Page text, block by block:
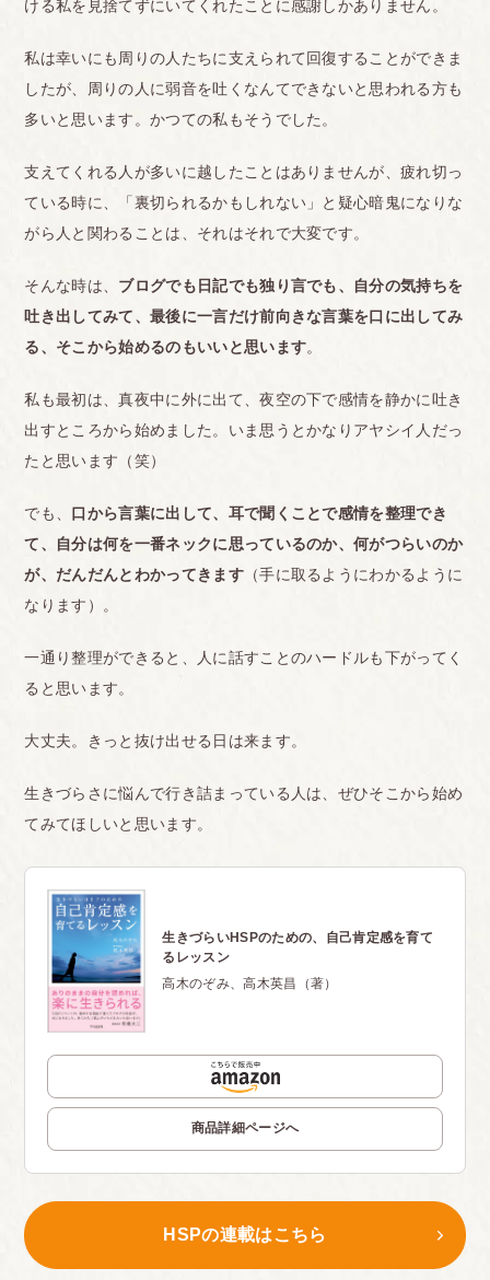
ける私を見捨てずにいてくれたことに感謝しかありません。
私は幸いにも周りの人たちに支えられて回復することができま
したが、周りの人に弱音を吐くなんてできないと思われる方も
多いと思います。かつての私もそうでした。
支えてくれる人が多いに越したことはありませんが、疲れ切っ
ている時に、「裏切られるかもしれない」と疑心暗鬼になりな
がら人と関わることは、それはそれで大変です。
そんな時は、 ブログでも日記でも独り言でも、自分の気持ちを
吐き出してみて、最後に一言だけ前向きな言葉を口に出してみ
る、そこから始めるのもいいと思います。
私も最初は、真夜中に外に出て、夜空の下で感情を静かに吐き
出すところから始めました。いま思うとかなりアヤシイ人だっ
たと思います（笑）
でも、 口から言葉に出して、耳で聞くことで感情を整理でき
て、自分は何を一番ネックに思っているのか、何がつらいのか
が、だんだんとわかってきます（手に取るようにわかるように
なります）。
一通り整理ができると、人に話すことのハードルも下がってく
ると思います。
大丈夫。きっと抜け出せる日は来ます。
生きづらさに悩んで行き詰まっている人は、ぜひそこから始め
てみてほしいと思います。
生きづらいHSPのための、自己肯定感を育て
るレッスン
高木のぞみ、高木英昌（著）
商品詳細ページへ
HSPの連載はこちら